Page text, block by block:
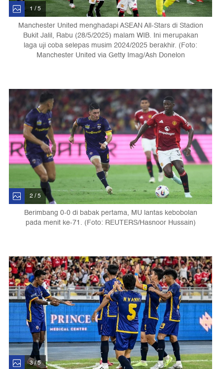
1 / 5
Manchester United menghadapi ASEAN All-Stars di Stadion
Bukit Jalil, Rabu (28/5/2025) malam WIB. Ini merupakan
laga uji coba selepas musim 2024/2025 berakhir. (Foto:
Manchester United via Getty Imag/Ash Donelon
2 / 5
Berimbang 0-0 di babak pertama, MU lantas kebobolan
pada menit ke-71. (Foto: REUTERS/Hasnoor Hussain)
3 / 5